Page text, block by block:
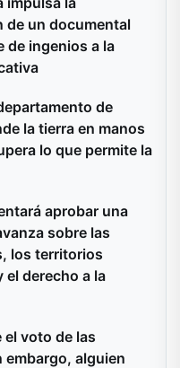
de un documental
de ingenios a la
de
la tierra en manos
lo que permite la
aprobar una
sobre las
los territorios
el derecho a la
el voto de las
embargo, alguien